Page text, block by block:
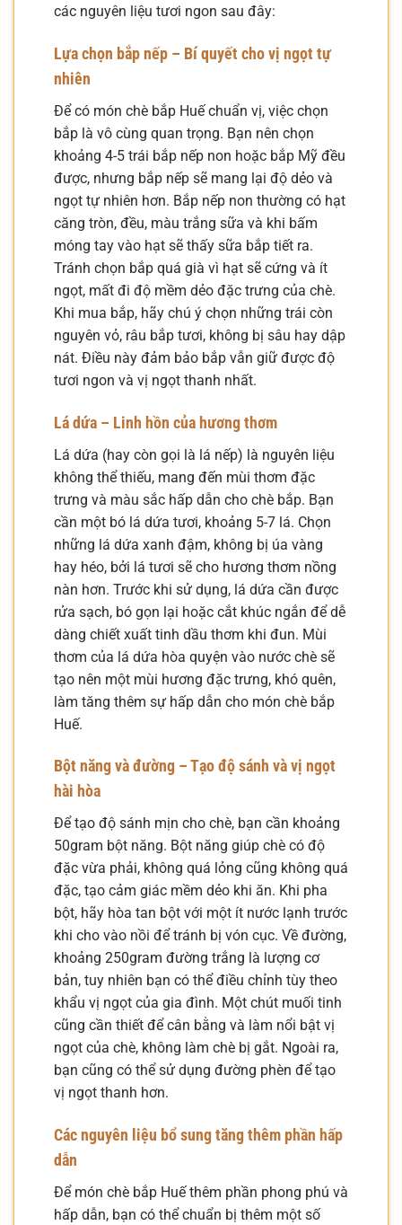
các nguyên liệu tươi ngon sau đây:
Lựa chọn bắp nếp – Bí quyết cho vị ngọt tự
nhiên
Để có món chè bắp Huế chuẩn vị, việc chọn
bắp là vô cùng quan trọng. Bạn nên chọn
khoảng 4-5 trái bắp nếp non hoặc bắp Mỹ đều
được, nhưng bắp nếp sẽ mang lại độ dẻo và
ngọt tự nhiên hơn. Bắp nếp non thường có hạt
căng tròn, đều, màu trắng sữa và khi bấm
móng tay vào hạt sẽ thấy sữa bắp tiết ra.
Tránh chọn bắp quá già vì hạt sẽ cứng và ít
ngọt, mất đi độ mềm dẻo đặc trưng của chè.
Khi mua bắp, hãy chú ý chọn những trái còn
nguyên vỏ, râu bắp tươi, không bị sâu hay dập
nát. Điều này đảm bảo bắp vẫn giữ được độ
tươi ngon và vị ngọt thanh nhất.
Lá dứa – Linh hồn của hương thơm
Lá dứa (hay còn gọi là lá nếp) là nguyên liệu
không thể thiếu, mang đến mùi thơm đặc
trưng và màu sắc hấp dẫn cho chè bắp. Bạn
cần một bó lá dứa tươi, khoảng 5-7 lá. Chọn
những lá dứa xanh đậm, không bị úa vàng
hay héo, bởi lá tươi sẽ cho hương thơm nồng
nàn hơn. Trước khi sử dụng, lá dứa cần được
rửa sạch, bó gọn lại hoặc cắt khúc ngắn để dễ
dàng chiết xuất tinh dầu thơm khi đun. Mùi
thơm của lá dứa hòa quyện vào nước chè sẽ
tạo nên một mùi hương đặc trưng, khó quên,
làm tăng thêm sự hấp dẫn cho món chè bắp
Huế.
Bột năng và đường – Tạo độ sánh và vị ngọt
hài hòa
Để tạo độ sánh mịn cho chè, bạn cần khoảng
50gram bột năng. Bột năng giúp chè có độ
đặc vừa phải, không quá lỏng cũng không quá
đặc, tạo cảm giác mềm dẻo khi ăn. Khi pha
bột, hãy hòa tan bột với một ít nước lạnh trước
khi cho vào nồi để tránh bị vón cục. Về đường,
khoảng 250gram đường trắng là lượng cơ
bản, tuy nhiên bạn có thể điều chỉnh tùy theo
khẩu vị ngọt của gia đình. Một chút muối tinh
cũng cần thiết để cân bằng và làm nổi bật vị
ngọt của chè, không làm chè bị gắt. Ngoài ra,
bạn cũng có thể sử dụng đường phèn để tạo
vị ngọt thanh hơn.
Các nguyên liệu bổ sung tăng thêm phần hấp
dẫn
Để món chè bắp Huế thêm phần phong phú và
hấp dẫn, bạn có thể chuẩn bị thêm một số